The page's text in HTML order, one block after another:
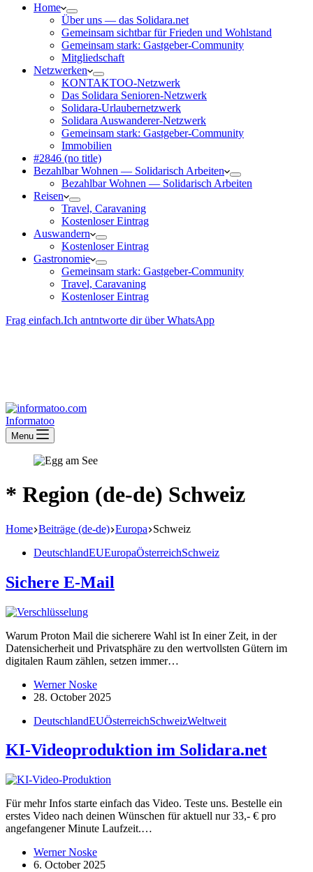
Home
Über uns — das Solidara.net
Gemeinsam sichtbar für Frieden und Wohlstand
Gemeinsam stark: Gastgeber-Community
Mitglied­schaft
Netzwerken
KONTAKTOO-Netzwerk
Das Solidara Senioren-Netzwerk
Solidara-Urlau­­ber­­netzwerk
Solidara Auswan­­derer-Netzwerk
Gemeinsam stark: Gastgeber-Community
Immobilien
#2846 (no title)
Bezahlbar Wohnen — Solida­risch Arbeiten
Bezahlbar Wohnen — Solida­risch Arbeiten
Reisen
Travel, Caravaning
Kosten­loser Eintrag
Auswandern
Kosten­loser Eintrag
Gastro­nomie
Gemeinsam stark: Gastgeber-Community
Travel, Caravaning
Kosten­loser Eintrag
Frag einfach.Ich antntworte dir über WhatsApp
Informatoo
Menu
* Region (de-de) Schweiz
Home Beiträge (de-de) Europa Schweiz
DeutschlandEUEuropaÖsterreichSchweiz
Sichere E‑Mail
Warum Proton Mail die sicherere Wahl ist In einer Zeit, in der
Daten­si­cherheit und Privat­sphäre zu den wertvollsten Gütern im
digitalen Raum zählen, setzen immer…
Werner Noske
28. October 2025
DeutschlandEUÖsterreichSchweizWeltweit
KI-Video­pro­duktion im Solidara.net
Für mehr Infos starte einfach das Video. Teste uns. Bestelle ein
erstes Video nach deinen Wünschen für aktuell nur 33,- € pro
angefan­gener Minute Laufzeit.…
Werner Noske
6. October 2025